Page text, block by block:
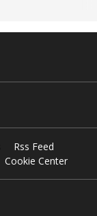
Rss Feed
Cookie Center